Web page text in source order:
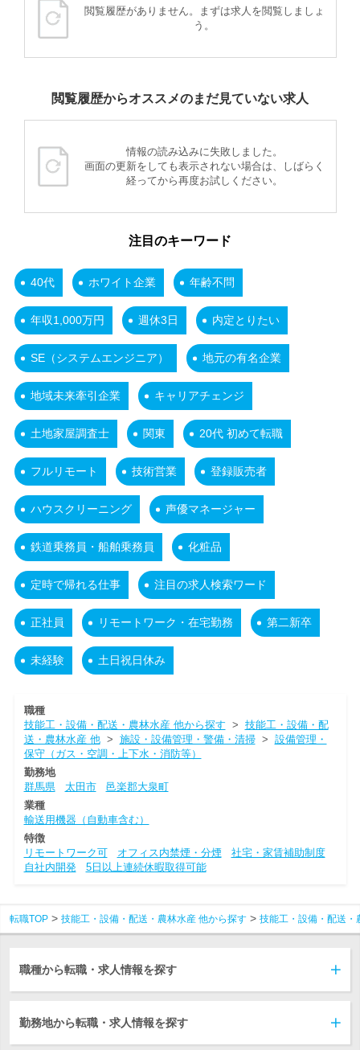
閲覧履歴がありません。まずは求人を閲覧しましょ
う。
閲覧履歴からオススメのまだ見ていない求人
情報の読み込みに失敗しました。
画面の更新をしても表示されない場合は、しばらく
経ってから再度お試しください。
注目のキーワード
40代 ホワイト企業 年齢不問
年収1,000万円 週休3日 内定とりたい
SE（システムエンジニア） 地元の有名企業
地域未来牽引企業 キャリアチェンジ
土地家屋調査士 関東 20代 初めて転職
フルリモート 技術営業 登録販売者
ハウスクリーニング 声優マネージャー
鉄道乗務員・船舶乗務員 化粧品
定時で帰れる仕事 注目の求人検索ワード
正社員 リモートワーク・在宅勤務 第二新卒
未経験 土日祝日休み
職種
技能工・設備・配送・農林水産 他から探す > 技能工・設備・配
送・農林水産 他> 施設・設備管理・警備・清掃> 設備管理・
保守（ガス・空調・上下水・消防等）
勤務地
群馬県
太田市
邑楽郡大泉町
業種
輸送用機器（自動車含む）
特徴
リモートワーク可
オフィス内禁煙・分煙
社宅・家賃補助制度
自社内開発
5日以上連続休暇取得可能
転職TOP 技能工・設備・配送・農林水産 他から探す 技能工・設備・配送・
職種から転職・求人情報を探す
勤務地から転職・求人情報を探す